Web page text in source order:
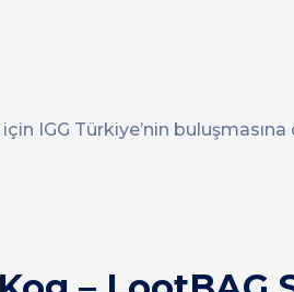
IGG Türkiye’nin